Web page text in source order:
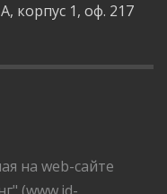
корпус 1, оф. 217
на web-сайте